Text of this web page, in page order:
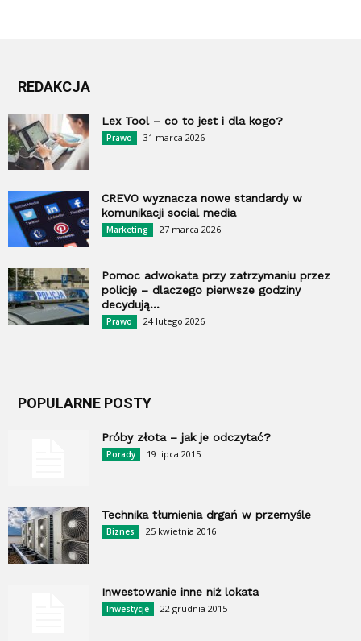
REDAKCJA
Lex Tool – co to jest i dla kogo?
Prawo 31 marca 2026
CREVO wyznacza nowe standardy w
komunikacji social media
Marketing 27 marca 2026
Pomoc adwokata przy zatrzymaniu przez
policję – dlaczego pierwsze godziny
decydują...
Prawo 24 lutego 2026
POPULARNE POSTY
Próby złota – jak je odczytać?
Porady 19 lipca 2015
Technika tłumienia drgań w przemyśle
Biznes 25 kwietnia 2016
Inwestowanie inne niż lokata
Inwestycje 22 grudnia 2015